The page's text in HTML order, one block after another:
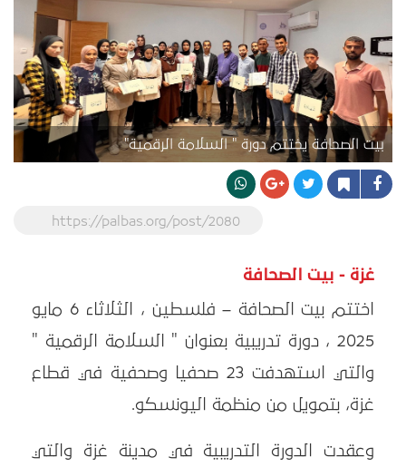
بيت الصحافة يختتم دورة " السلامة الرقمية"
https://palbas.org/post/2080
غزة - بيت الصحافة
اختتم بيت الصحافة – فلسطين ، الثلاثاء 6 مايو
2025 ، دورة تدريبية بعنوان " السلامة الرقمية "
والتي استهدفت 23 صحفيا وصحفية في قطاع
غزة، بتمويل من منظمة اليونسكو.
وعقدت الدورة التدريبية في مدينة غزة والتي